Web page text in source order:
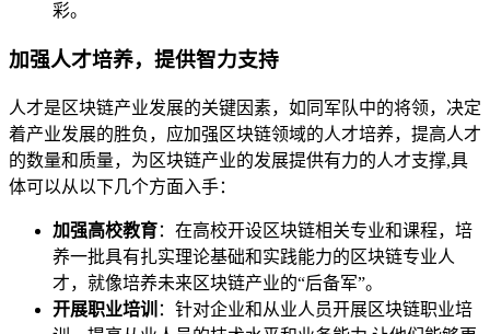
彩。
加强人才培养，提供智力支持
人才是区块链产业发展的关键因素，如同军队中的将领，决定
着产业发展的胜负，应加强区块链领域的人才培养，提高人才
的数量和质量，为区块链产业的发展提供有力的人才支撑,具
体可以从以下几个方面入手：
加强高校教育：在高校开设区块链相关专业和课程，培
养一批具有扎实理论基础和实践能力的区块链专业人
才，就像培养未来区块链产业的“后备军”。
开展职业培训 ：针对企业和从业人员开展区块链职业培